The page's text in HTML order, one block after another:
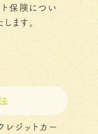
保険につい
ます。
ジットカー